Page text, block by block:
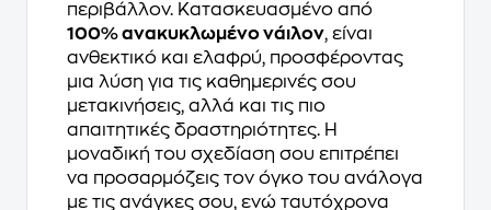
περιβάλλον. Κατασκευασμένο από
100% ανακυκλωμένο νάιλον, είναι
ανθεκτικό και ελαφρύ, προσφέροντας
μια λύση για τις καθημερινές σου
μετακινήσεις, αλλά και τις πιο
απαιτητικές δραστηριότητες. Η
μοναδική του σχεδίαση σου επιτρέπει
να προσαρμόζεις τον όγκο του ανάλογα
με τις ανάγκες σου, ενώ ταυτόχρονα